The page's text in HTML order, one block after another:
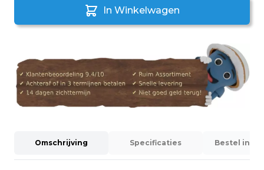
In Winkelwagen
Omschrijving Specificaties Bestel